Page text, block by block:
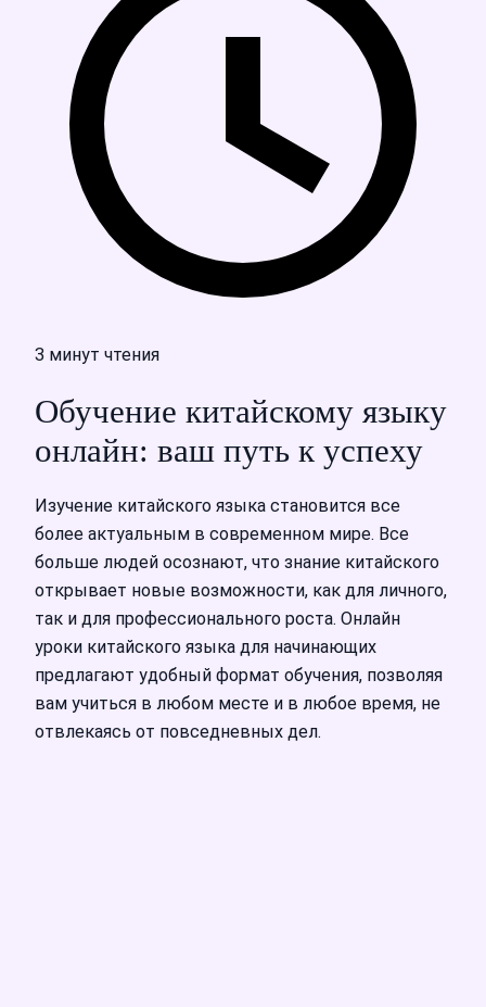
3 минут чтения
Обучение китайскому языку
онлайн: ваш путь к успеху
Изучение китайского языка становится все
более актуальным в современном мире. Все
больше людей осознают, что знание китайского
открывает новые возможности, как для личного,
так и для профессионального роста. Онлайн
уроки китайского языка для начинающих
предлагают удобный формат обучения, позволяя
вам учиться в любом месте и в любое время, не
отвлекаясь от повседневных дел.